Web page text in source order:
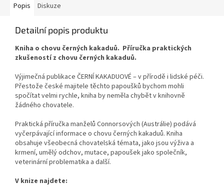
Popis Diskuze
Detailní popis produktu
Kniha o chovu černých kakaduů. Příručka praktických
zkušeností z chovu černých kakaduů.
Výjimečná publikace ČERNÍ KAKADUOVÉ – v přírodě i lidské péči.
Přestože české majitele těchto papoušků bychom mohli
spočítat velmi rychle, kniha by neměla chybět v knihovně
žádného chovatele.
Praktická příručka manželů Connorsových (Austrálie) podává
vyčerpávající informace o chovu černých kakaduů. Kniha
obsahuje všeobecná chovatelská témata, jako jsou výživa a
krmení, umělý odchov, mutace, papoušek jako společník,
veterinární problematika a další.
V knize najdete: